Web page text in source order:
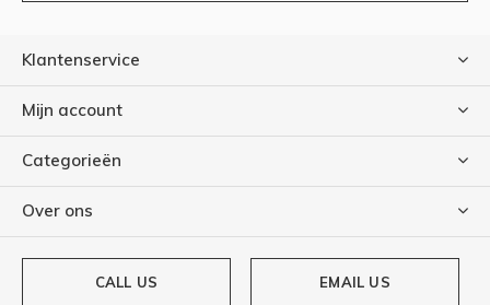
Klantenservice
Mijn account
Categorieën
Over ons
CALL US EMAIL US